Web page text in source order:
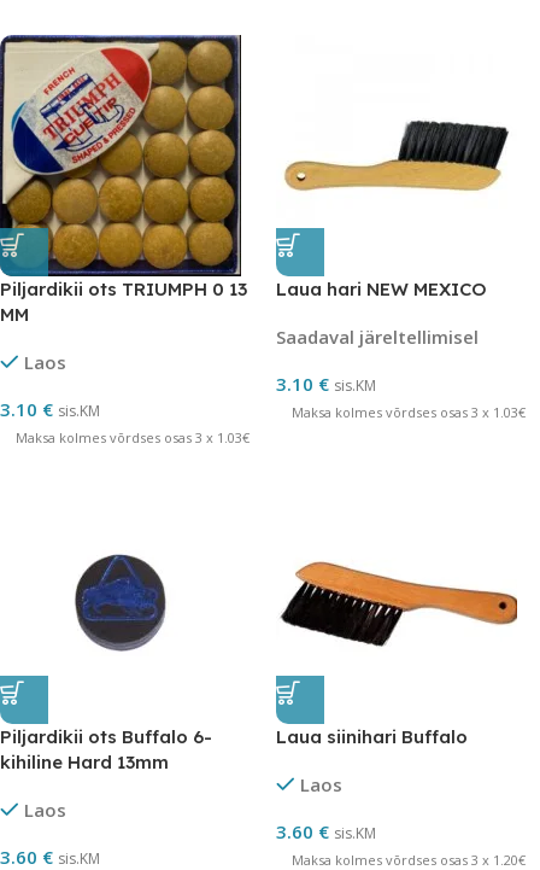
Piljardikii ots TRIUMPH 0 13
MM
Laos
3.10 € sis.KM
Maksa kolmes võrdses osas 3 x 1.03€
Laua hari NEW MEXICO
Saadaval järeltellimisel
3.10 € sis.KM
Maksa kolmes võrdses osas 3 x 1.03€
Piljardikii ots Buffalo 6-
kihiline Hard 13mm
Laos
3.60 € sis.KM
Laua siinihari Buffalo
Laos
3.60 € sis.KM
Maksa kolmes võrdses osas 3 x 1.20€